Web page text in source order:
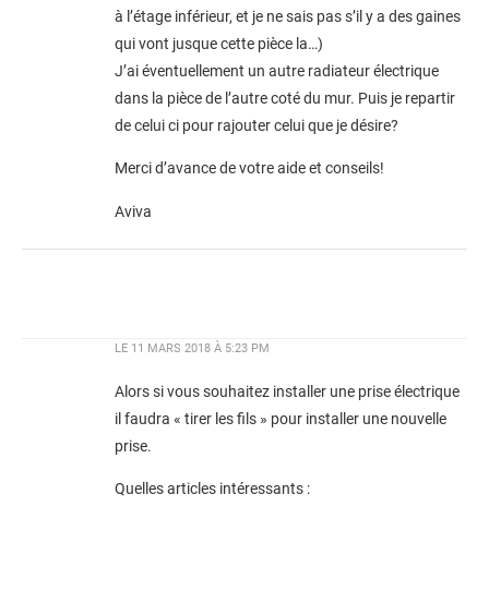
à l’étage inférieur, et je ne sais pas s’il y a des gaines
qui vont jusque cette pièce la…)
J’ai éventuellement un autre radiateur électrique
dans la pièce de l’autre coté du mur. Puis je repartir
de celui ci pour rajouter celui que je désire?
Merci d’avance de votre aide et conseils!
Aviva
LE 11 MARS 2018 À 5:23 PM
Alors si vous souhaitez installer une prise électrique
il faudra « tirer les fils » pour installer une nouvelle
prise.
Quelles articles intéressants :